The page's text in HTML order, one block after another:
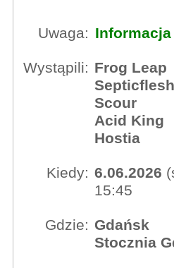
Uwaga:
Wystąpili: Frog Leap
Septicflesh
Scour
Acid King
Hostia
Kiedy: 6.06.2026
15:45
Gdzie: Gdańsk
Stocznia